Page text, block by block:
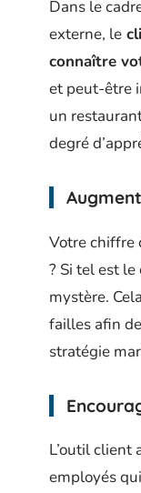
Dans le
externe, le
connaître
et peut-être
un
degré
Votre chiffre
? Si tel est
mystère.
failles afin
stratégie
L’outil client
employés